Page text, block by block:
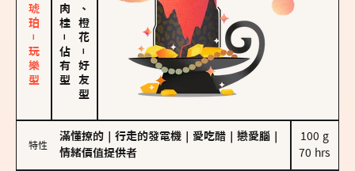
－
佔有型 －
好友型
特性
滿懂撩的 行走的發電機 愛吃醋 戀愛腦
情緒價值提供者
100 g
70 hrs